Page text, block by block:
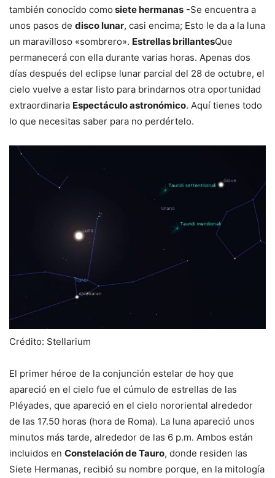
también conocido como siete hermanas -Se encuentra a
unos pasos de disco lunar, casi encima; Esto le da a la luna
un maravilloso «sombrero». Estrellas brillantesQue
permanecerá con ella durante varias horas. Apenas dos
días después del eclipse lunar parcial del 28 de octubre, el
cielo vuelve a estar listo para brindarnos otra oportunidad
extraordinaria Espectáculo astronómico. Aquí tienes todo
lo que necesitas saber para no perdértelo.
Crédito: Stellarium
El primer héroe de la conjunción estelar de hoy que
apareció en el cielo fue el cúmulo de estrellas de las
Pléyades, que apareció en el cielo nororiental alrededor
de las 17.50 horas (hora de Roma). La luna apareció unos
minutos más tarde, alrededor de las 6 p.m. Ambos están
incluidos en Constelación de Tauro, donde residen las
Siete Hermanas, recibió su nombre porque, en la mitología